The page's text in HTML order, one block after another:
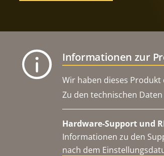
Informationen zur
Wir haben dieses
Zu den technischen
Hardware-Support und
Informationen zu den
nach dem